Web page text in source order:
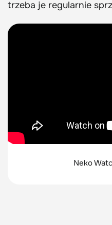
trzeba je regularnie
Neko